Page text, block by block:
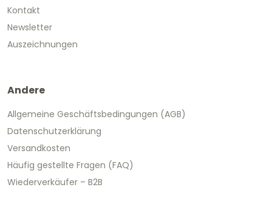
Kontakt
Newsletter
Auszeichnungen
Andere
Allgemeine Geschäftsbedingungen (AGB)
Datenschutzerklärung
Versandkosten
Häufig gestellte Fragen (FAQ)
Wiederverkäufer – B2B